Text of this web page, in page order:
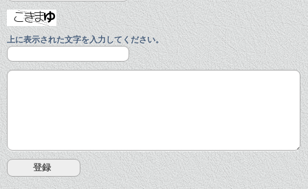
上に表示された文字を入力してください。